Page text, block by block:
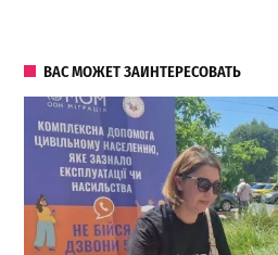
ВАС МОЖЕТ ЗАИНТЕРЕСОВАТЬ